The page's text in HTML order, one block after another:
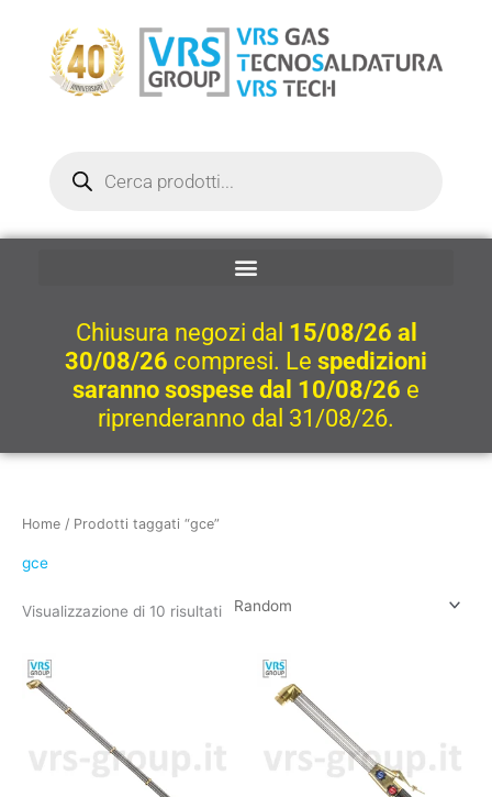
contenuto
Chiusura negozi dal 15/08/26 al
30/08/26 compresi. Le spedizioni
saranno sospese dal 10/08/26 e
riprenderanno dal 31/08/26.
Home / Prodotti taggati “gce”
gce
Visualizzazione di 10 risultati
650,00€.
era:
528,00€.